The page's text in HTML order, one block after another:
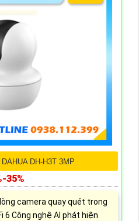
DH-H3T 3MP
35%
camera quay quét trong
6 Công nghệ AI phát hiện